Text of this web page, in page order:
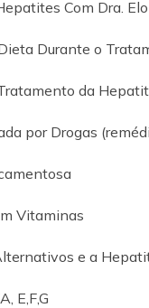
Com Dra.
Durante o
da
por Drogas
Vitaminas
e a
E,F,G